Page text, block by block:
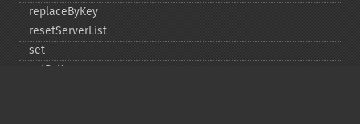
replaceByKey
resetServerList
set
setByKey